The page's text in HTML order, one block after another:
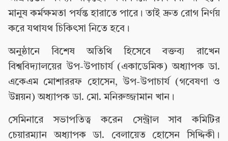
মানুষ কর্মক্ষমতা পর্যন্ত হারাতে পারে। তাই দ্রুত রোগ নির্ণয়
করে যথাযথ চিকিৎসা নিতে হবে।
অনুষ্ঠানে বিশেষ অতিথি হিসেবে বক্তব্য রাখেন
বিশ্ববিদ্যালয়ের উপ-উপাচার্য (একাডেমিক) অধ্যাপক ডা.
একেএম মোশাররফ হোসেন, উপ-উপাচার্য (গবেষণা ও
উন্নয়ন) অধ্যাপক ডা. মো. মনিরুজ্জামান খান।
সেমিনারে সভাপতিত্ব করেন সেন্ট্রাল সাব কমিটির
চেয়ারম্যান অধ্যাপক ডা. বেলায়েত হোসেন সিদ্দিকী।